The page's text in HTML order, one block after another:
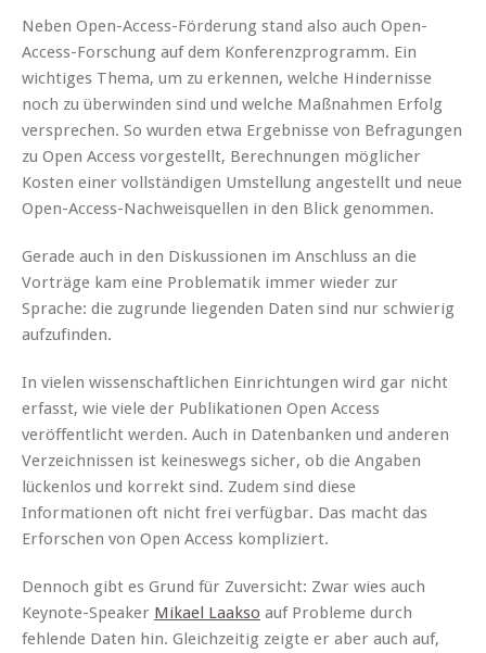
Neben Open-Access-Förderung stand also auch Open-
Access-Forschung auf dem Konferenzprogramm. Ein
wichtiges Thema, um zu erkennen, welche Hindernisse
noch zu überwinden sind und welche Maßnahmen Erfolg
versprechen. So wurden etwa Ergebnisse von Befragungen
zu Open Access vorgestellt, Berechnungen möglicher
Kosten einer vollständigen Umstellung angestellt und neue
Open-Access-Nachweisquellen in den Blick genommen.
Gerade auch in den Diskussionen im Anschluss an die
Vorträge kam eine Problematik immer wieder zur
Sprache: die zugrunde liegenden Daten sind nur schwierig
aufzufinden.
In vielen wissenschaftlichen Einrichtungen wird gar nicht
erfasst, wie viele der Publikationen Open Access
veröffentlicht werden. Auch in Datenbanken und anderen
Verzeichnissen ist keineswegs sicher, ob die Angaben
lückenlos und korrekt sind. Zudem sind diese
Informationen oft nicht frei verfügbar. Das macht das
Erforschen von Open Access kompliziert.
Dennoch gibt es Grund für Zuversicht: Zwar wies auch
Keynote-Speaker Mikael Laakso auf Probleme durch
fehlende Daten hin. Gleichzeitig zeigte er aber auch auf,